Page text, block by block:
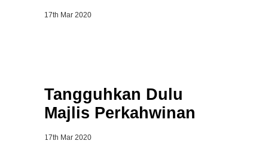
17th Mar 2020
Tangguhkan Dulu
Majlis Perkahwinan
17th Mar 2020